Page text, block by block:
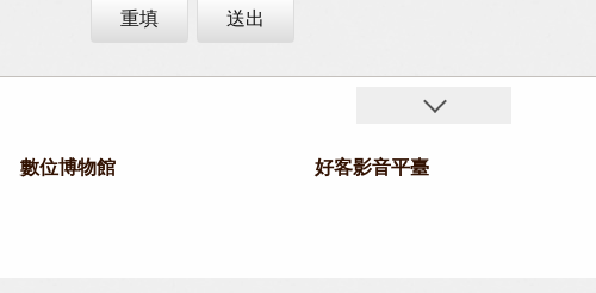
重填 送出
數位博物館 好客影音平臺